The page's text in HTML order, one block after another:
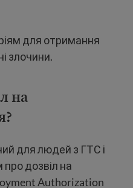
для отримання
злочини.
на
для людей з ГТС і
дозвіл на
Authorization